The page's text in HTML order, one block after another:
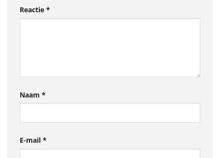
Reactie *
Naam *
E-mail *